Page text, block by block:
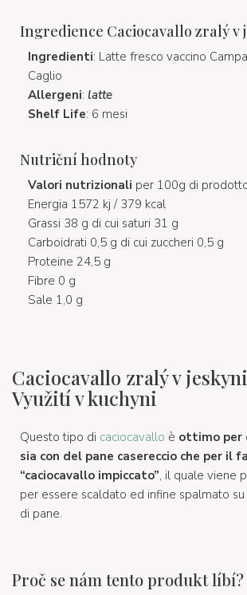
Ingredience Caciocavallo zralý v
Ingredienti: Latte fresco vaccino
Caglio
Allergeni: latte
Shelf Life: 6 mesi
Nutriční hodnoty
Valori nutrizionali per 100g di
Energia 1572 kj / 379 kcal
Grassi 38 g di cui saturi 31 g
Carboidrati 0,5 g di cui zuccheri 0,5 g
Proteine 24,5 g
Fibre 0 g
Sale 1,0 g
Caciocavallo zralý v
Využití v kuchyni
Questo tipo di caciocavallo è ottimo per
sia con del pane casereccio che per il
“caciocavallo impiccato”, il quale viene
per essere scaldato ed infine spalmato su
di pane.
Proč se nám tento produkt líbí?